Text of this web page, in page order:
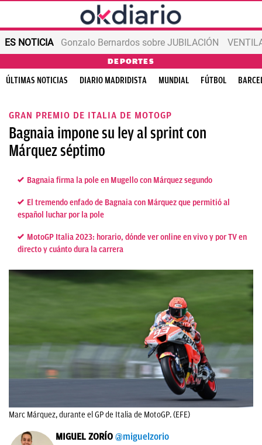
ES NOTICIA Gonzalo Bernardos sobre JUBILACIÓN
DEPORTES
ÚLTIMAS NOTICIAS DIARIO MADRIDISTA MUNDIAL FÚTBOL
GRAN PREMIO DE ITALIA DE MOTOGP
Bagnaia impone su ley al sprint con
Márquez séptimo
Bagnaia firma la pole en Mugello con Márquez segundo
El tremendo enfado de Bagnaia con Márquez que permitió al
español luchar por la pole
MotoGP Italia 2023: horario, dónde ver online en vivo y por TV en
directo y cuánto dura la carrera
Marc Márquez, durante el GP de Italia de MotoGP. (EFE)
MIGUEL ZORÍO @miguelzorio